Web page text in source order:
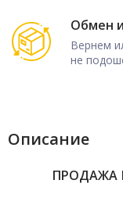
Обмен
Вернем
не
Описание
ПРОДАЖА